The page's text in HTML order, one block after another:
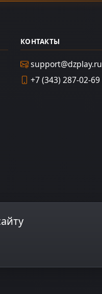
КОНТАКТЫ
support@dzplay.ru
+7 (343) 287-02-69